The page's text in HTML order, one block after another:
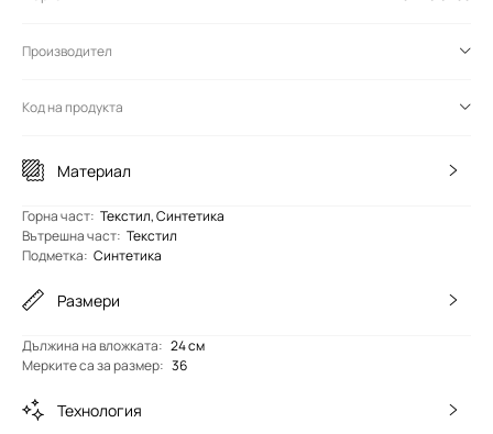
Производител
Код на продукта
Материал
Горна част: Текстил, Синтетика
Вътрешна част: Текстил
Подметка: Синтетика
Размери
Дължина на вложката: 24 см
Мерките са за размер: 36
Технология